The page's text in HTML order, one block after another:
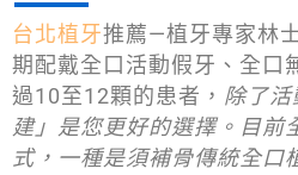
台北植牙推薦—植牙專家林
期配戴全口活動假牙、全口
過10至12顆的患者， 除了
建」是您更好的選擇。目前
式，一種是須補骨傳統全口